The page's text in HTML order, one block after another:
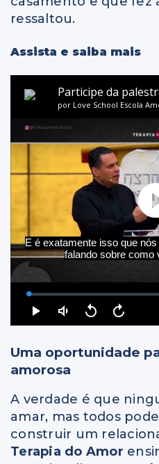
ressaltou.
Assista e saiba mais
Uma oportunidade
amorosa
A verdade é que
amar, mas todos
construir um
Terapia do Amor